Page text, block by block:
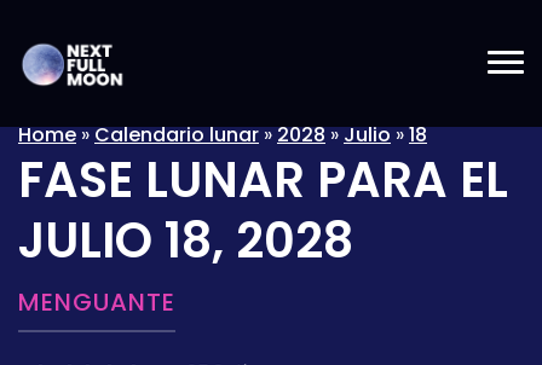
Home»Calendario lunar»2028»Julio»18
FASE LUNAR PARA EL
JULIO 18, 2028
MENGUANTE